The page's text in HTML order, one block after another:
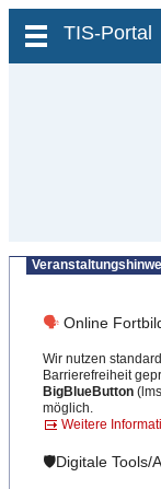
zum Inhalt wechseln
TIS-Portal
🗣 Online
Wir nutzen
Barrierefreiheit
BigBlueButton
möglich.
Weitere
🛡️Digitale Tools/